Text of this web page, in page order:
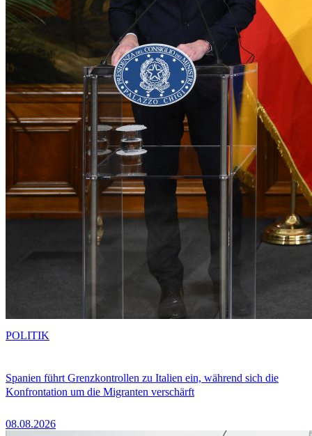
Spanien führt Grenzkontrollen zu Italien ein, während sich die
Konfrontation um die Migranten verschärft
08.08.2026
POLITIK